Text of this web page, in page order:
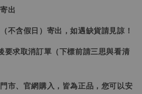
出
不含假日）寄出，如遇缺貨請見諒！
要求取消訂單（下標前請三思與看清
市、官網購入，皆為正品，您可以安